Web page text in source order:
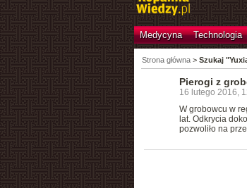
Medycyna Technologia
Strona główna> Szukaj
Pierogi z
16 lutego 2016,
W grobowcu w
lat. Odkrycia
pozwoliło na